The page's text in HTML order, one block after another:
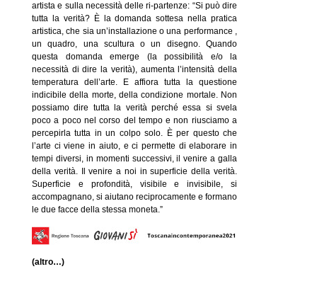
artista e sulla necessità delle ri-partenze: “Si può dire
tutta la verità? È la domanda sottesa nella pratica
artistica, che sia un’installazione o una performance ,
un quadro, una scultura o un disegno. Quando
questa domanda emerge (la possibilità e/o la
necessità di dire la verità), aumenta l’intensità della
temperatura dell’arte. E affiora tutta la questione
indicibile della morte, della condizione mortale. Non
possiamo dire tutta la verità perché essa si svela
poco a poco nel corso del tempo e non riusciamo a
percepirla tutta in un colpo solo. È per questo che
l’arte ci viene in aiuto, e ci permette di elaborare in
tempi diversi, in momenti successivi, il venire a galla
della verità. Il venire a noi in superficie della verità.
Superficie e profondità, visibile e invisibile, si
accompagnano, si aiutano reciprocamente e formano
le due facce della stessa moneta.”
(altro…)